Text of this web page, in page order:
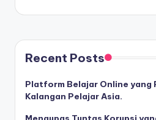
Recent Posts
Platform Belajar Online yang
Kalangan Pelajar Asia.